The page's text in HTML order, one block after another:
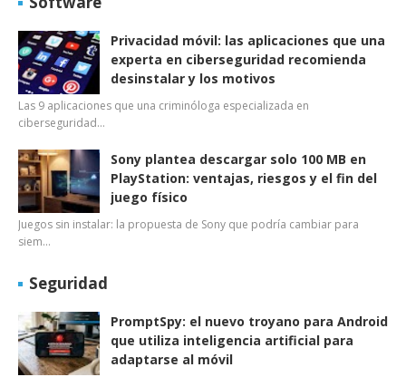
Privacidad móvil: las aplicaciones que una
experta en ciberseguridad recomienda
desinstalar y los motivos
Las 9 aplicaciones que una criminóloga especializada en
ciberseguridad…
Sony plantea descargar solo 100 MB en
PlayStation: ventajas, riesgos y el fin del
juego físico
Juegos sin instalar: la propuesta de Sony que podría cambiar para
siem…
Seguridad
PromptSpy: el nuevo troyano para Android
que utiliza inteligencia artificial para
adaptarse al móvil